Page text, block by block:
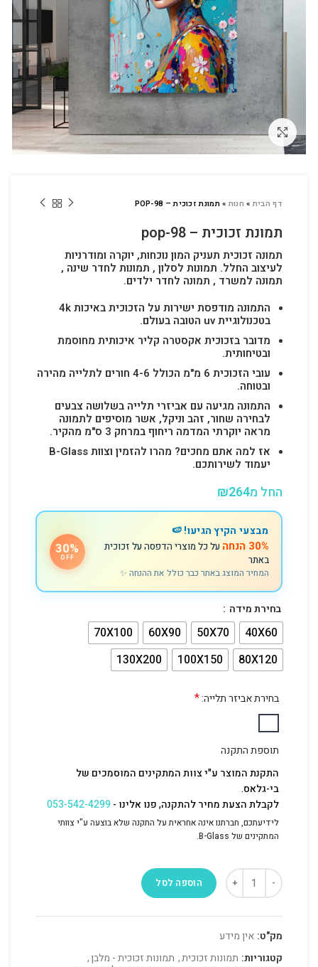
לחץ להגדלה
דף הבית» חנות»תמונת זכוכית – POP-98
תמונת זכוכית – pop-98
תמונה זכוכית תעניק המון נוכחות, יוקרה ומודרניות
לעיצוב החלל. תמונות לסלון , תמונות לחדר שינה ,
תמונה למשרד , תמונה לחדר ילדים.
התמונה מודפסת ישירות על הזכוכית באיכות 4k
בטכנולוגיית uv הטובה בעולם.
מדובר בזכוכית אקסטרה קליר איכותית מחוסמת
ובטיחותית.
עובי הזכוכית 6 מ"מ הכולל 4-6 חורים לתלייה מהירה
ובטוחה.
התמונה מגיעה עם אביזרי תלייה בשלושה צבעים
לבחירה שחור, זהב וניקל, אשר מוסיפים לתמונה
מראה יוקרתי המדמה ריחוף במרחק 3 ס"מ מהקיר.
אז למה אתם מחכים? מהרו להזמין וצוות B-Glass
יעמוד לשירותכם.
החל מ ₪264
מבצעי הקיץ הגיעו! 🍉
30% הנחה
על כל מוצרי הדפסה על זכוכית
באתר
המחיר המוצג באתר כבר כולל את ההנחה ✨
30%
OFF
בחירת מידה
40X60
50X70
60X90
70X100
80X120
100X150
130X200
בחירת אביזר תלייה:*
תוספת התקנה
התקנת המוצר ע"י צוות המתקינים המוסמכים של
בי-גלאס.
לקבלת הצעת מחיר להתקנה, פנו אלינו -053-542-4299
לידיעתכם, חברתנו אינה אחראית על התקנה שלא בוצעה ע"י צוותי
המתקינים של B-Glass.
הוספה לסל
מק"ט: אין מידע
קטגוריות: תמונות זכוכית, תמונות זכוכית - מלבן,